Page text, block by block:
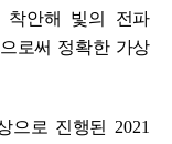
착안해 빛의 전파
로써 정확한 가상
으로 진행된 2021